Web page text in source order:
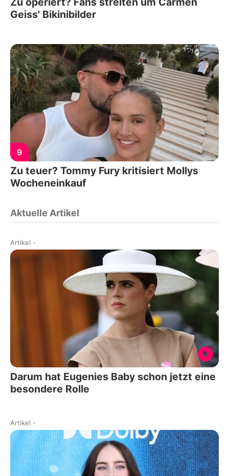
Geiss' Bikinibilder
9
Zu teuer? Tommy Fury kritisiert Mollys
Wocheneinkauf
Aktuelle Artikel
Artikel -
Darum hat Eugenies Baby schon jetzt eine
besondere Rolle
Artikel -